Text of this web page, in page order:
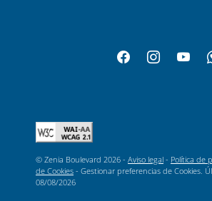
© Zenia Boulevard 2026 - Aviso legal - Política de
de Cookies - Gestionar preferencias de Cookies .
08/08/2026